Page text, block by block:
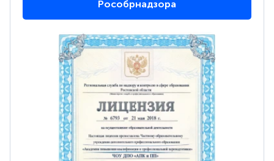
Рособрнадзора